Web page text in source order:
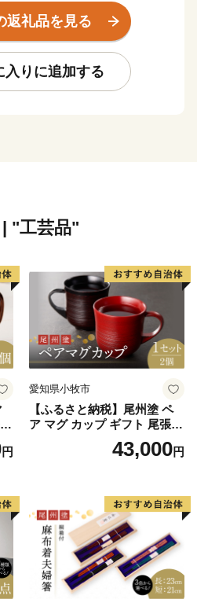
では盆地特有の寒暖差や肥沃
樹栽培が盛んとなっていま
返礼品を見る
入りに追加する
"工芸品"
円
愛知県小牧市
【ふるさと納税】尾州塗 ペ
ア マグ カップ ギフト 尾張漆
漆 漆器 漆器工芸 工芸品 芸術
性 実用性 抗菌性 美味しく安
抗ウイルス効果 お取り寄せ
愛知県 小牧市 送料無料
43,000円